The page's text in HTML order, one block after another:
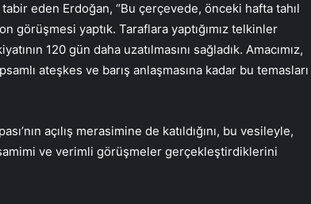
eden Erdoğan, “Bu çerçevede, önceki hafta tahıl
görüşmesi yaptık. Taraflara yaptığımız telkinler
120 gün daha uzatılmasını sağladık. Amacımız,
ateşkes ve barış anlaşmasına kadar bu temasları
açılış merasimine de katıldığını, bu vesileyle,
ve verimli görüşmeler gerçekleştirdiklerini